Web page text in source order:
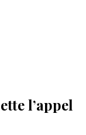
l’appel